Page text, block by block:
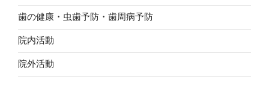
歯の健康・虫歯予防・歯周病予防
院内活動
院外活動